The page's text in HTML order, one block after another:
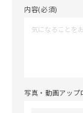
内容(必須)
写真・動画アップ